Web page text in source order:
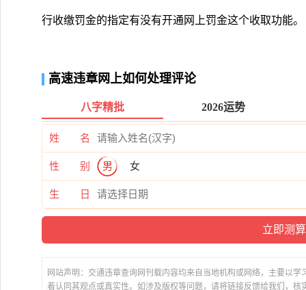
行收缴罚金的指定有没有开通网上罚金这个收取功能。
高速违章网上如何处理评论
八字精批 2026运势
姓 名
性 别 男 女
生 日
网站声明：交通违章查询网刊载内容均来自当地机构或网络，主要以
着认同其观点或真实性。如涉及版权等问题，请将链接反馈给我们，核